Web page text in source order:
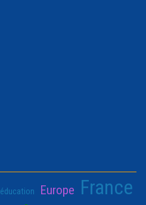
éducation Europe France